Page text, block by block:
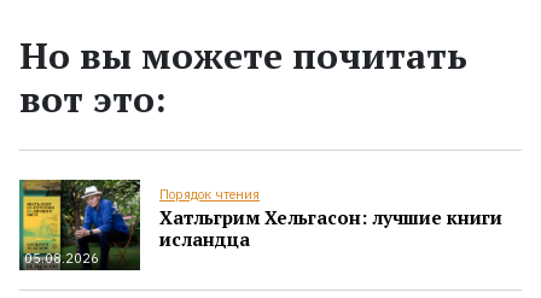
Но вы можете почитать
вот это:
05.08.2026
Порядок чтения
Хатльгрим Хельгасон: лучшие книги
исландца